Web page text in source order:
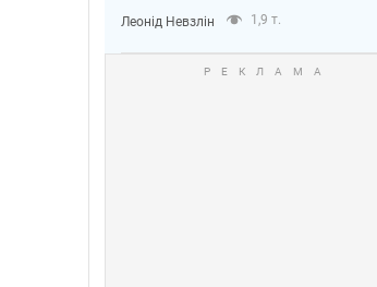
Леонід Невзлін 1,9 т.